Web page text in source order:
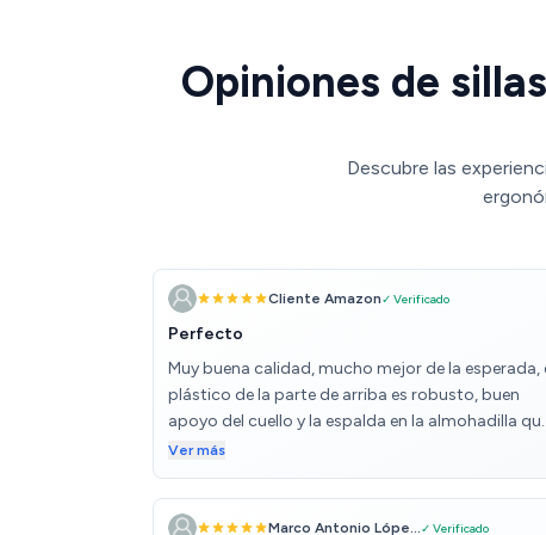
Opiniones de
Descubre las
Cliente Amazon✓ Verificado
Perfecto
Muy buena calidad, mucho mejor de la esperada,
plástico de la parte de arriba es robusto, buen
apoyo del cuello y la espalda en la almohadilla que
hay abajo, los apoyabrazos se adaptan muy bien y
la parte de abajo, donde van las ruedas es todo de
metal, silla duradera y vale la pena.
Ver más
Marco Antonio Lópe...✓ Verificado